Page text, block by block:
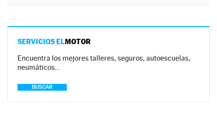
SERVICIOS ELMOTOR
Encuentra los mejores talleres, seguros, autoescuelas,
neumáticos…
BUSCAR